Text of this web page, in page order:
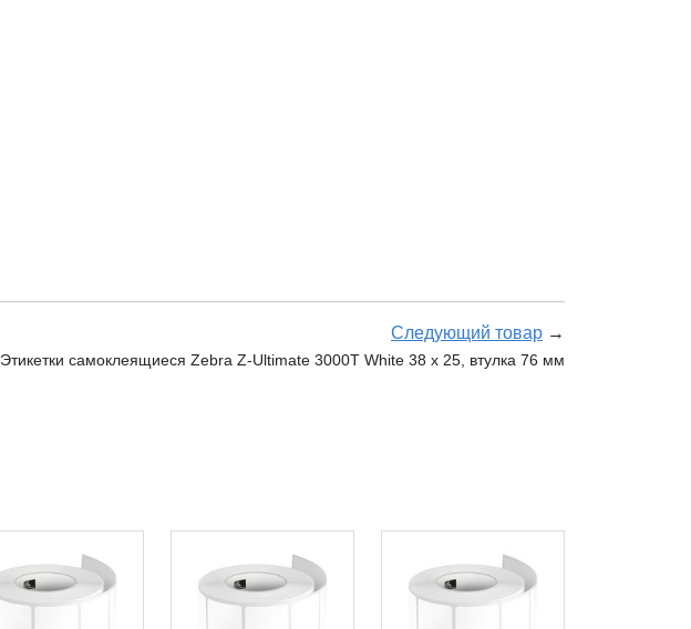
Следующий товар →
Этикетки самоклеящиеся Zebra Z-Ultimate 3000T White 38 x 25, втулка 76 мм